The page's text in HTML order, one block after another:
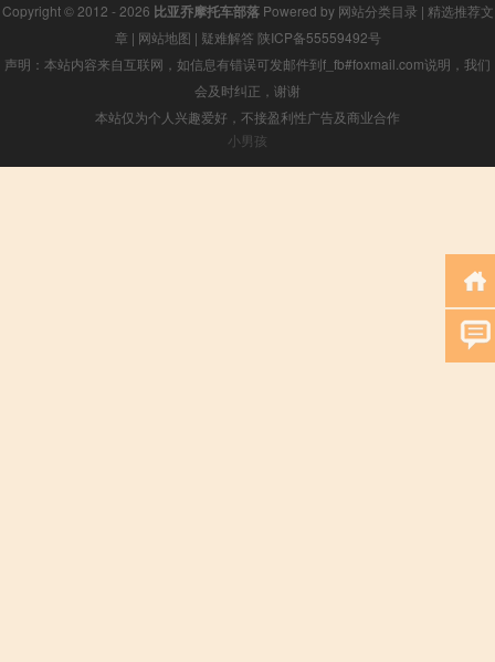
Copyright © 2012 - 2026 比亚乔摩托车部落Powered by 网站分类目录 | 精选推荐文
章 | 网站地图 | 疑难解答 陕ICP备55559492号
声明：本站内容来自互联网，如信息有错误可发邮件到f_fb#foxmail.com说明，我们
会及时纠正，谢谢
本站仅为个人兴趣爱好，不接盈利性广告及商业合作
小男孩